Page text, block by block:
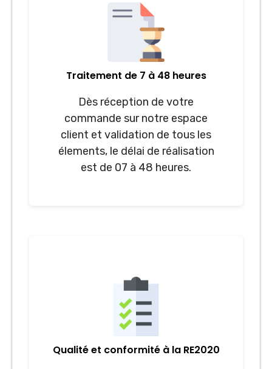
Traitement de 7 à 48 heures
Dès réception de votre
commande sur notre espace
client et validation de tous les
élements, le délai de réalisation
est de 07 à 48 heures.
Qualité et conformité à la RE2020